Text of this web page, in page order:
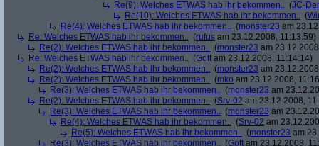
Re(9): Welches ETWAS hab ihr bekommen.. (JC-
Re(10): Welches ETWAS hab ihr bekommen.. (
Re(4): Welches ETWAS hab ihr bekommen.. (monster23 am
Re: Welches ETWAS hab ihr bekommen.. (rufus am 23.12.2008, 11:13:59)
Re(2): Welches ETWAS hab ihr bekommen.. (monster23 am
Re: Welches ETWAS hab ihr bekommen.. (Gott am 23.12.2008, 11:14:14)
Re(2): Welches ETWAS hab ihr bekommen.. (monster23 am
Re(2): Welches ETWAS hab ihr bekommen.. (mko am 23.12.2008,
Re(3): Welches ETWAS hab ihr bekommen.. (monster23 am
Re(2): Welches ETWAS hab ihr bekommen.. (Srv-02 am 23.12.2008,
Re(3): Welches ETWAS hab ihr bekommen.. (monster23 am
Re(4): Welches ETWAS hab ihr bekommen.. (Srv-02 am
Re(5): Welches ETWAS hab ihr bekommen.. (monster23 am
Re(3): Welches ETWAS hab ihr bekommen.. (Gott am 23.12.2008,